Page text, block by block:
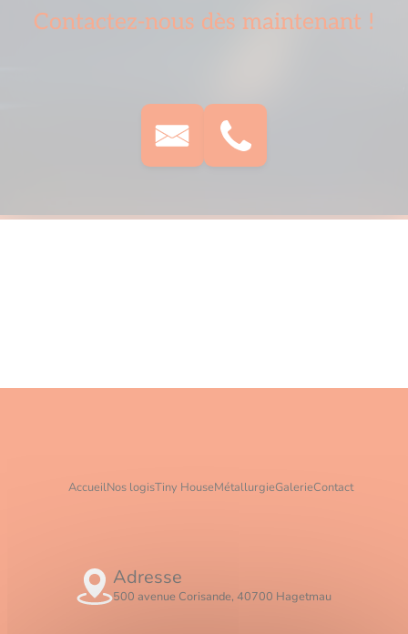
Contactez-nous dès maintenant !
AccueilNos logisTiny HouseMétallurgieGalerieContact
Adresse
500 avenue Corisande, 40700 Hagetmau